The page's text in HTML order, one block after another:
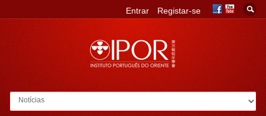
Go to:
Entrar Registar-se